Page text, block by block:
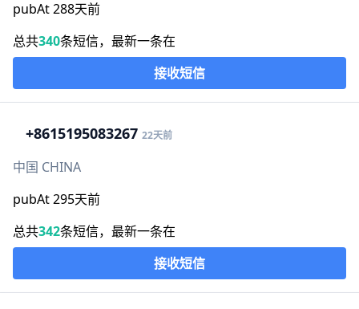
pubAt 288天前
总共340条短信，最新一条在
接收短信
+8615195083267 22天前
中国 CHINA
pubAt 295天前
总共342条短信，最新一条在
接收短信